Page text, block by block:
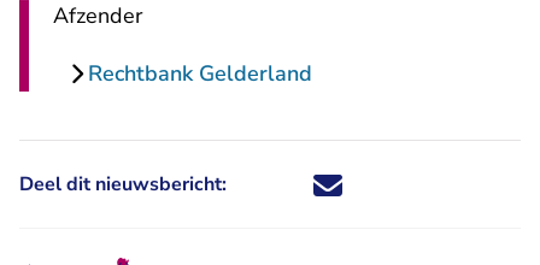
Afzender
Rechtbank Gelderland
Deel dit nieuwsbericht: Deel dit nieuwsbericht via X -
Deel dit nieuwsbericht via
Deel dit nieuwsbericht
Deel dit